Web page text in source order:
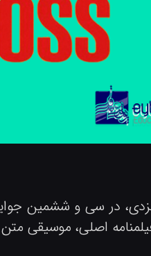
فیلمنامه اصلی، موسیقی